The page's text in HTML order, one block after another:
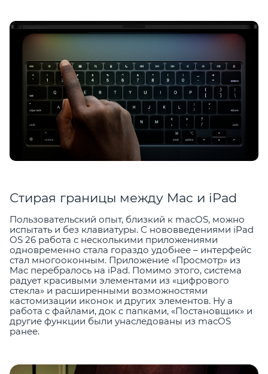
Стирая границы между Mac и iPad
Пользовательский опыт, близкий к macOS, можно
испытать и без клавиатуры. С нововведениями iPad
OS 26 работа с несколькими приложениями
одновременно стала гораздо удобнее – интерфейс
стал многооконным. Приложение «Просмотр» из
Mac перебралось на iPad. Помимо этого, система
радует красивыми элементами из «цифрового
стекла» и расширенными возможностями
кастомизации иконок и других элементов. Ну а
работа с файлами, док с папками, «Постановщик» и
другие функции были унаследованы из macOS
ранее.